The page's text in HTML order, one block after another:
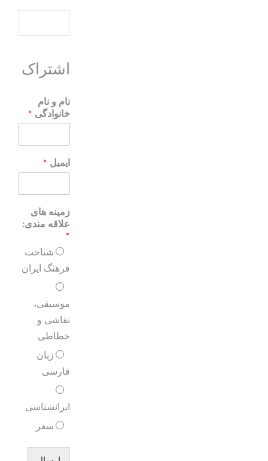
اشتراک
نام و نام
خانوادگی *
ایمیل *
زمینه های
علاقه مندی:
*
شناخت
فرهنگ ایران
موسیقی،
نقاشی و
خطاطی
زبان
فارسی
ایرانشناسی
سفر